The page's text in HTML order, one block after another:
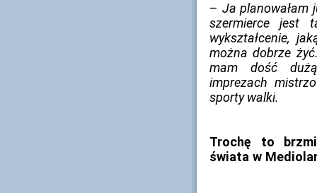
– Ja planowałam
szermierce jest
wykształcenie,
można dobrze
mam dość
imprezach
sporty walki.
Trochę to
świata w